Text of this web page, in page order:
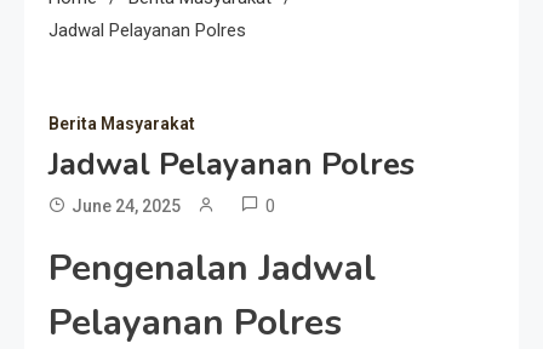
Jadwal Pelayanan Polres
Berita Masyarakat
Jadwal Pelayanan Polres
June 24, 2025 0
Pengenalan Jadwal
Pelayanan Polres